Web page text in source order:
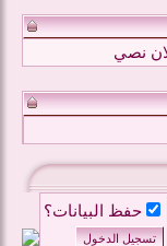
نصي
حفظ البيانات؟